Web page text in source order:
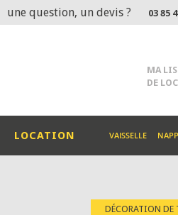
une question, un devis ? 03 85
MA
DE
LOCATION VAISSELLE
DÉCORATION DE